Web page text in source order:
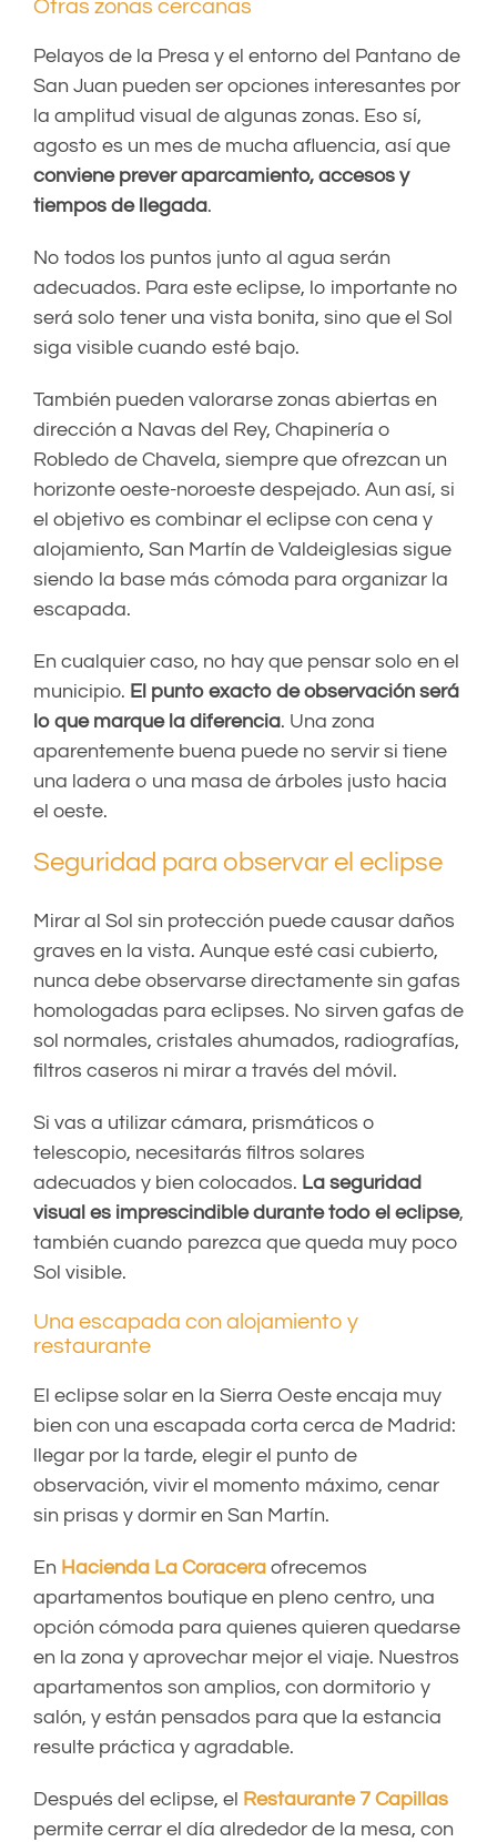
Otras zonas cercanas
Pelayos de la Presa y el entorno del Pantano de
San Juan pueden ser opciones interesantes por
la amplitud visual de algunas zonas. Eso sí,
agosto es un mes de mucha afluencia, así que
conviene prever aparcamiento, accesos y
tiempos de llegada.
No todos los puntos junto al agua serán
adecuados. Para este eclipse, lo importante no
será solo tener una vista bonita, sino que el Sol
siga visible cuando esté bajo.
También pueden valorarse zonas abiertas en
dirección a Navas del Rey, Chapinería o
Robledo de Chavela, siempre que ofrezcan un
horizonte oeste-noroeste despejado. Aun así, si
el objetivo es combinar el eclipse con cena y
alojamiento, San Martín de Valdeiglesias sigue
siendo la base más cómoda para organizar la
escapada.
En cualquier caso, no hay que pensar solo en el
municipio. El punto exacto de observación será
lo que marque la diferencia. Una zona
aparentemente buena puede no servir si tiene
una ladera o una masa de árboles justo hacia
el oeste.
Seguridad para observar el eclipse
Mirar al Sol sin protección puede causar daños
graves en la vista. Aunque esté casi cubierto,
nunca debe observarse directamente sin gafas
homologadas para eclipses. No sirven gafas de
sol normales, cristales ahumados, radiografías,
filtros caseros ni mirar a través del móvil.
Si vas a utilizar cámara, prismáticos o
telescopio, necesitarás filtros solares
adecuados y bien colocados. La seguridad
visual es imprescindible durante todo el eclipse,
también cuando parezca que queda muy poco
Sol visible.
Una escapada con alojamiento y
restaurante
El eclipse solar en la Sierra Oeste encaja muy
bien con una escapada corta cerca de Madrid:
llegar por la tarde, elegir el punto de
observación, vivir el momento máximo, cenar
sin prisas y dormir en San Martín.
En Hacienda La Coracera ofrecemos
apartamentos boutique en pleno centro, una
opción cómoda para quienes quieren quedarse
en la zona y aprovechar mejor el viaje. Nuestros
apartamentos son amplios, con dormitorio y
salón, y están pensados para que la estancia
resulte práctica y agradable.
Después del eclipse, el Restaurante 7 Capillas
permite cerrar el día alrededor de la mesa, con